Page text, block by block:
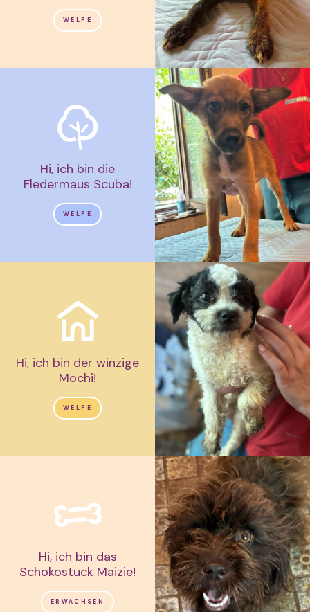
WELPE
Hi, ich bin die
Fledermaus Scuba!
WELPE
Hi, ich bin der winzige
Mochi!
WELPE
Hi, ich bin das
Schokostück Maizie!
ERWACHSEN